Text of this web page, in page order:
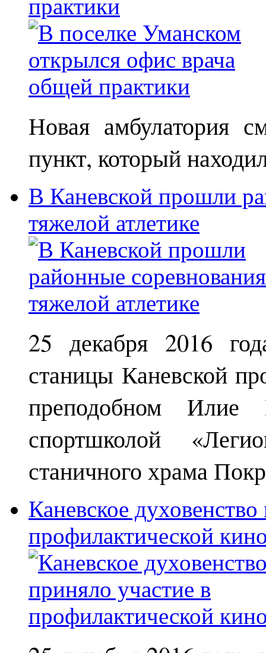
практики
Новая амбулатория
пункт, который
В Каневской прошли
тяжелой атлетике
25 декабря 2016
станицы Каневской
преподобном Илие
спортшколой
станичного храма
Каневское
профилактической